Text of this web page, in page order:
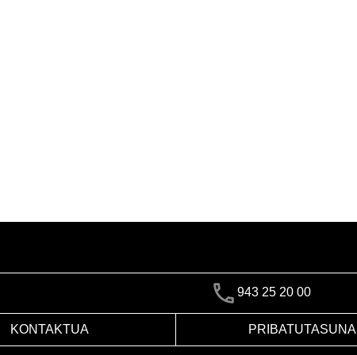
943 25 20 00
KONTAKTUA PRIBATUTASUNA